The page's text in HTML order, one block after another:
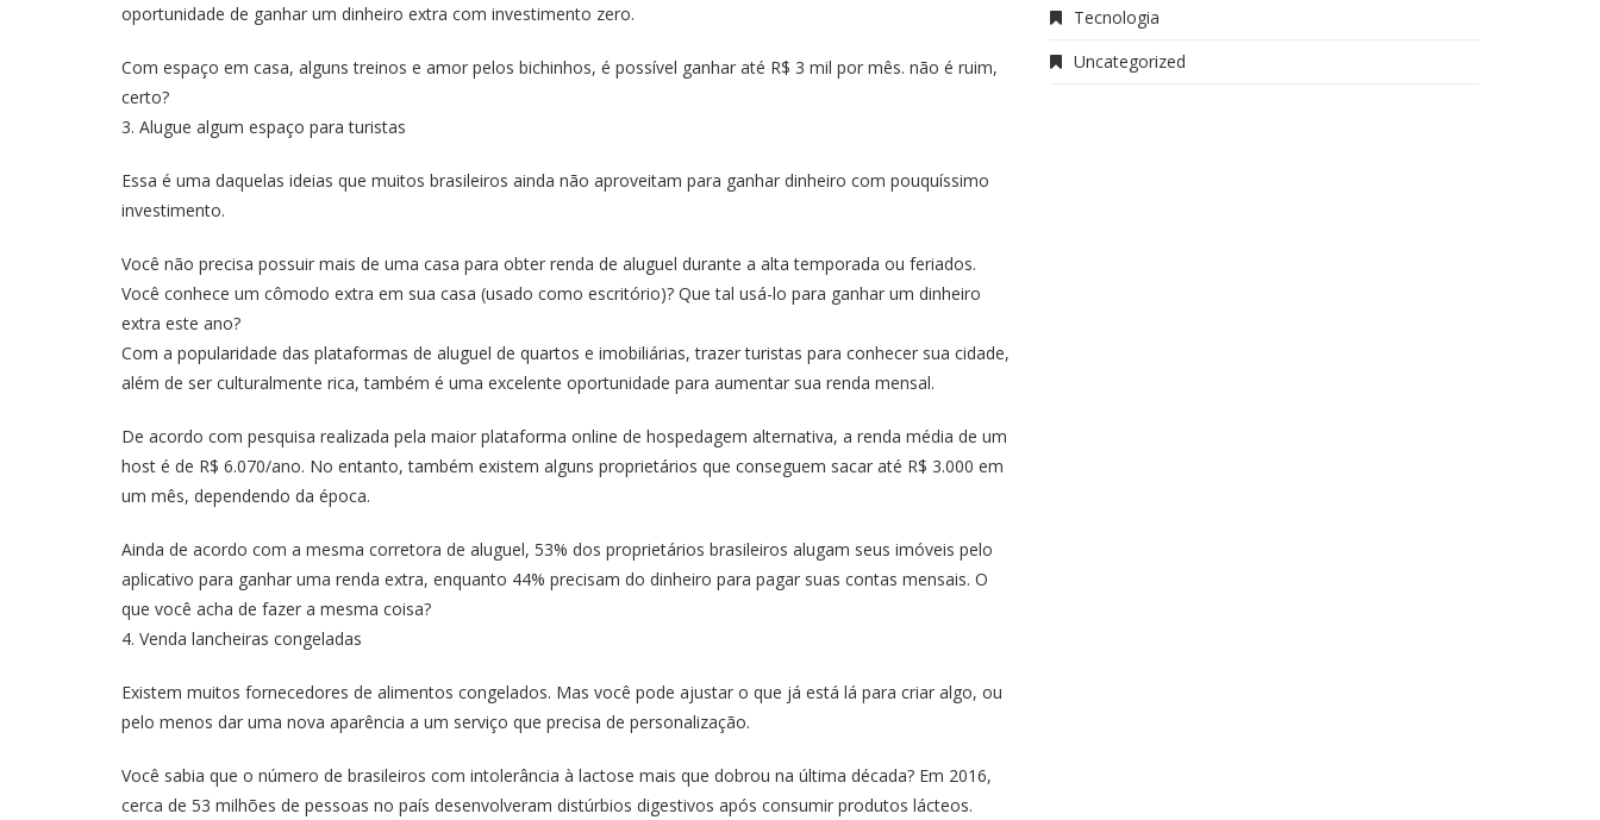
oportunidade de ganhar um dinheiro extra com investimento zero.
Com espaço em casa, alguns treinos e amor pelos bichinhos, é possível ganhar até R$ 3 mil por mês. não é ruim,
certo?
3. Alugue algum espaço para turistas
Essa é uma daquelas ideias que muitos brasileiros ainda não aproveitam para ganhar dinheiro com pouquíssimo
investimento.
Você não precisa possuir mais de uma casa para obter renda de aluguel durante a alta temporada ou feriados.
Você conhece um cômodo extra em sua casa (usado como escritório)? Que tal usá-lo para ganhar um dinheiro
extra este ano?
Com a popularidade das plataformas de aluguel de quartos e imobiliárias, trazer turistas para conhecer sua cidade,
além de ser culturalmente rica, também é uma excelente oportunidade para aumentar sua renda mensal.
De acordo com pesquisa realizada pela maior plataforma online de hospedagem alternativa, a renda média de um
host é de R$ 6.070/ano. No entanto, também existem alguns proprietários que conseguem sacar até R$ 3.000 em
um mês, dependendo da época.
Ainda de acordo com a mesma corretora de aluguel, 53% dos proprietários brasileiros alugam seus imóveis pelo
aplicativo para ganhar uma renda extra, enquanto 44% precisam do dinheiro para pagar suas contas mensais. O
que você acha de fazer a mesma coisa?
4. Venda lancheiras congeladas
Existem muitos fornecedores de alimentos congelados. Mas você pode ajustar o que já está lá para criar algo, ou
pelo menos dar uma nova aparência a um serviço que precisa de personalização.
Você sabia que o número de brasileiros com intolerância à lactose mais que dobrou na última década? Em 2016,
cerca de 53 milhões de pessoas no país desenvolveram distúrbios digestivos após consumir produtos lácteos.
Tecnologia
Uncategorized